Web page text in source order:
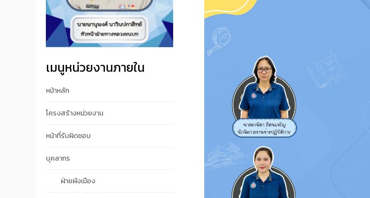
เมนูหน่วยงานภายใน
หน้าหลัก
โครงสร้างหน่วยงาน
หน้าที่รับผิดชอบ
บุคลากร
ฝ่ายผังเมือง